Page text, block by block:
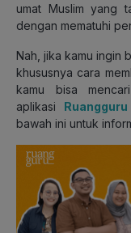
umat Muslim yang
dengan mematuhi
Nah, jika kamu ingin
khususnya cara
kamu bisa
aplikasi
bawah ini untuk